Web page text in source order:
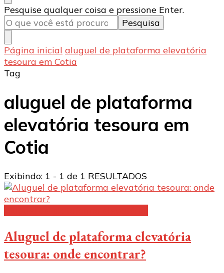
Procurando
algo?
Pesquise qualquer coisa e pressione Enter.
Página inicial aluguel de plataforma elevatória
tesoura em Cotia
Tag
aluguel de plataforma
elevatória tesoura em
Cotia
Exibindo: 1 - 1 de 1 RESULTADOS
Aluguel de plataforma elevatória
tesoura: onde encontrar?